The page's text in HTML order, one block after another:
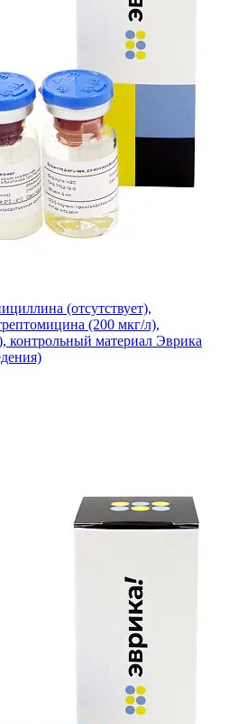
(отсутствует),
(200 мкг/л),
контрольный материал Эврика